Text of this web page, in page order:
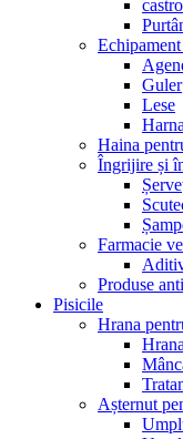
Guler
Lese
Haina
Îngrijire și
Farmacie
Produse
Pisicile
Hrana
Așternut